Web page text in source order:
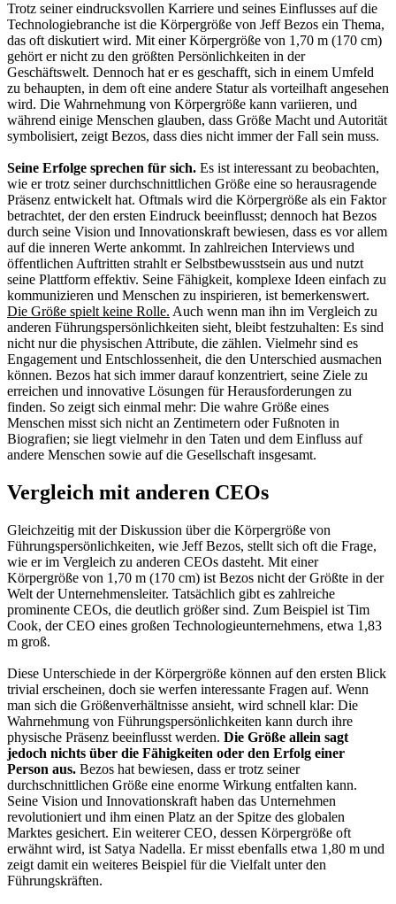
Trotz seiner eindrucksvollen Karriere und seines Einflusses auf die
Technologiebranche ist die Körpergröße von Jeff Bezos ein Thema,
das oft diskutiert wird. Mit einer Körpergröße von 1,70 m (170 cm)
gehört er nicht zu den größten Persönlichkeiten in der
Geschäftswelt. Dennoch hat er es geschafft, sich in einem Umfeld
zu behaupten, in dem oft eine andere Statur als vorteilhaft angesehen
wird. Die Wahrnehmung von Körpergröße kann variieren, und
während einige Menschen glauben, dass Größe Macht und Autorität
symbolisiert, zeigt Bezos, dass dies nicht immer der Fall sein muss.
Seine Erfolge sprechen für sich. Es ist interessant zu beobachten,
wie er trotz seiner durchschnittlichen Größe eine so herausragende
Präsenz entwickelt hat. Oftmals wird die Körpergröße als ein Faktor
betrachtet, der den ersten Eindruck beeinflusst; dennoch hat Bezos
durch seine Vision und Innovationskraft bewiesen, dass es vor allem
auf die inneren Werte ankommt. In zahlreichen Interviews und
öffentlichen Auftritten strahlt er Selbstbewusstsein aus und nutzt
seine Plattform effektiv. Seine Fähigkeit, komplexe Ideen einfach zu
kommunizieren und Menschen zu inspirieren, ist bemerkenswert.
Die Größe spielt keine Rolle. Auch wenn man ihn im Vergleich zu
anderen Führungspersönlichkeiten sieht, bleibt festzuhalten: Es sind
nicht nur die physischen Attribute, die zählen. Vielmehr sind es
Engagement und Entschlossenheit, die den Unterschied ausmachen
können. Bezos hat sich immer darauf konzentriert, seine Ziele zu
erreichen und innovative Lösungen für Herausforderungen zu
finden. So zeigt sich einmal mehr: Die wahre Größe eines
Menschen misst sich nicht an Zentimetern oder Fußnoten in
Biografien; sie liegt vielmehr in den Taten und dem Einfluss auf
andere Menschen sowie auf die Gesellschaft insgesamt.
Vergleich mit anderen CEOs
Gleichzeitig mit der Diskussion über die Körpergröße von
Führungspersönlichkeiten, wie Jeff Bezos, stellt sich oft die Frage,
wie er im Vergleich zu anderen CEOs dasteht. Mit einer
Körpergröße von 1,70 m (170 cm) ist Bezos nicht der Größte in der
Welt der Unternehmensleiter. Tatsächlich gibt es zahlreiche
prominente CEOs, die deutlich größer sind. Zum Beispiel ist Tim
Cook, der CEO eines großen Technologieunternehmens, etwa 1,83
m groß.
Diese Unterschiede in der Körpergröße können auf den ersten Blick
trivial erscheinen, doch sie werfen interessante Fragen auf. Wenn
man sich die Größenverhältnisse ansieht, wird schnell klar: Die
Wahrnehmung von Führungspersönlichkeiten kann durch ihre
physische Präsenz beeinflusst werden. Die Größe allein sagt
jedoch nichts über die Fähigkeiten oder den Erfolg einer
Person aus. Bezos hat bewiesen, dass er trotz seiner
durchschnittlichen Größe eine enorme Wirkung entfalten kann.
Seine Vision und Innovationskraft haben das Unternehmen
revolutioniert und ihm einen Platz an der Spitze des globalen
Marktes gesichert. Ein weiterer CEO, dessen Körpergröße oft
erwähnt wird, ist Satya Nadella. Er misst ebenfalls etwa 1,80 m und
zeigt damit ein weiteres Beispiel für die Vielfalt unter den
Führungskräften.